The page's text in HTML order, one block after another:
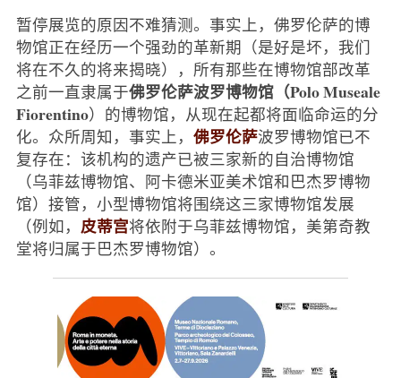
暂停展览的原因不难猜测。事实上，佛罗伦萨的博
物馆正在经历一个强劲的革新期（是好是坏，我们
将在不久的将来揭晓），所有那些在博物馆部改革
之前一直隶属于佛罗伦萨波罗博物馆（Polo Museale
Fiorentino）的博物馆，从现在起都将面临命运的分
化。众所周知，事实上， 佛罗伦萨波罗博物馆已不
复存在：该机构的遗产已被三家新的自治博物馆
（乌菲兹博物馆、阿卡德米亚美术馆和巴杰罗博物
馆）接管，小型博物馆将围绕这三家博物馆发展
（例如， 皮蒂宫将依附于乌菲兹博物馆，美第奇教
堂将归属于巴杰罗博物馆）。